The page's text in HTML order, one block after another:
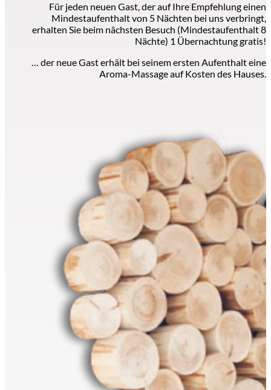
Für jeden neuen Gast, der auf Ihre Empfehlung einen
Mindestaufenthalt von 5 Nächten bei uns verbringt,
erhalten Sie beim nächsten Besuch (Mindestaufenthalt 8
Nächte) 1 Übernachtung gratis!
… der neue Gast erhält bei seinem ersten Aufenthalt eine
Aroma-Massage auf Kosten des Hauses.